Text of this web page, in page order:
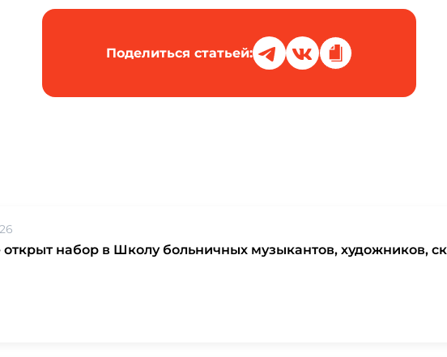
Поделиться статьей:
набор в Школу больничных музыкантов, художников,